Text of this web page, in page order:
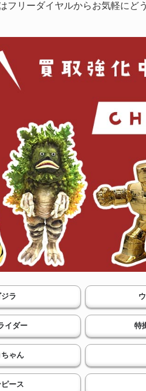
フリーダイヤルからお気軽にど
ジラ
イダー 特
ゃん
ース